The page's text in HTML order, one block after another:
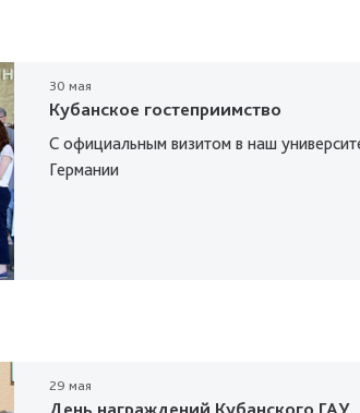
30 мая
Кубанское гостеприимство
С официальным визитом в наш
Германии
29 мая
День награждений Кубанского ГАУ